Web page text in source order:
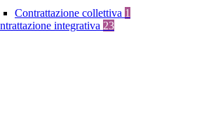
Contrattazione collettiva 1
integrativa 23